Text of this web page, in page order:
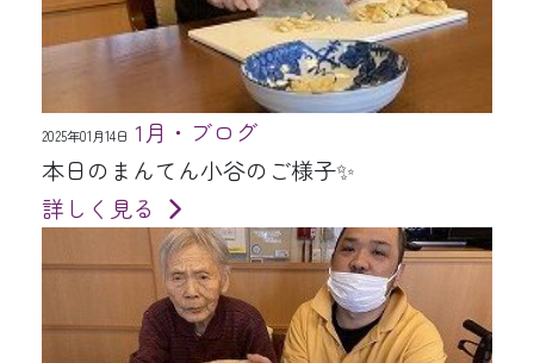
2025年01月14日 1月・ブログ
本日のまんてん小谷のご様子✨
詳しく見る